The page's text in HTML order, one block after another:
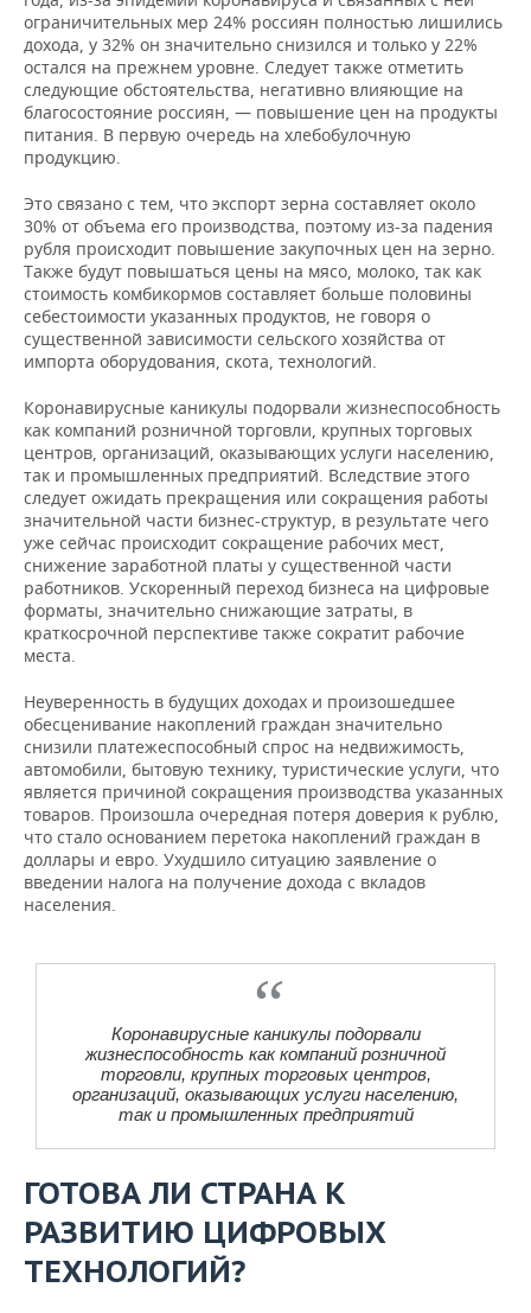
ограничительных мер 24% россиян полностью лишились
дохода, у 32% он значительно снизился и только у 22%
остался на прежнем уровне. Следует также отметить
следующие обстоятельства, негативно влияющие на
благосостояние россиян, — повышение цен на продукты
питания. В первую очередь на хлебобулочную
продукцию.
Это связано с тем, что экспорт зерна составляет около
30% от объема его производства, поэтому из-за падения
рубля происходит повышение закупочных цен на зерно.
Также будут повышаться цены на мясо, молоко, так как
стоимость комбикормов составляет больше половины
себестоимости указанных продуктов, не говоря о
существенной зависимости сельского хозяйства от
импорта оборудования, скота, технологий.
Коронавирусные каникулы подорвали жизнеспособность
как компаний розничной торговли, крупных торговых
центров, организаций, оказывающих услуги населению,
так и промышленных предприятий. Вследствие этого
следует ожидать прекращения или сокращения работы
значительной части бизнес-структур, в результате чего
уже сейчас происходит сокращение рабочих мест,
снижение заработной платы у существенной части
работников. Ускоренный переход бизнеса на цифровые
форматы, значительно снижающие затраты, в
краткосрочной перспективе также сократит рабочие
места.
Неуверенность в будущих доходах и произошедшее
обесценивание накоплений граждан значительно
снизили платежеспособный спрос на недвижимость,
автомобили, бытовую технику, туристические услуги, что
является причиной сокращения производства указанных
товаров. Произошла очередная потеря доверия к рублю,
что стало основанием перетока накоплений граждан в
доллары и евро. Ухудшило ситуацию заявление о
введении налога на получение дохода с вкладов
населения.
Коронавирусные каникулы подорвали
жизнеспособность как компаний розничной
торговли, крупных торговых центров,
организаций, оказывающих услуги населению,
так и промышленных предприятий
ГОТОВА ЛИ СТРАНА К
РАЗВИТИЮ ЦИФРОВЫХ
ТЕХНОЛОГИЙ?